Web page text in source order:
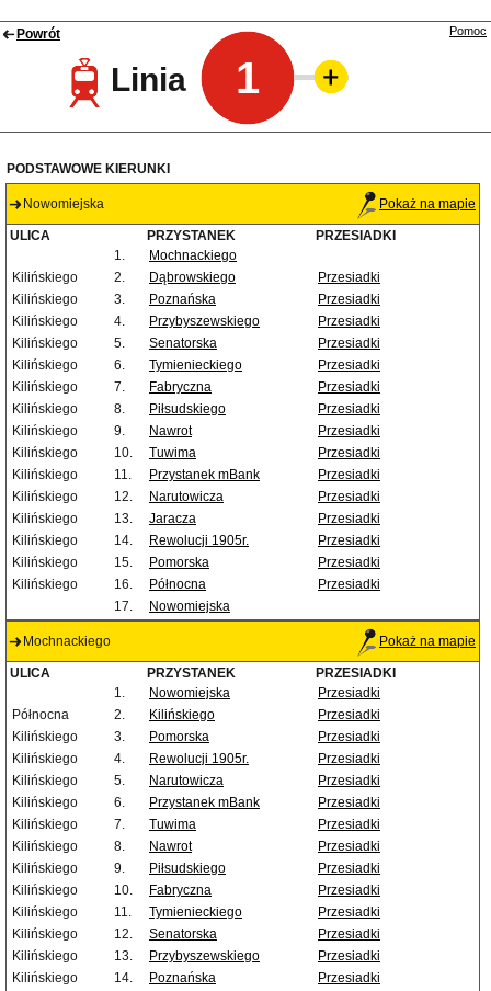
Powrót
Linia 1
Pomoc
PODSTAWOWE KIERUNKI
Nowomiejska Pokaż na mapie
ULICA PRZYSTANEK
PRZESIADKI
1.
Mochnackiego
Kilińskiego
2. Dąbrowskiego
Przesiadki
Kilińskiego
3. Poznańska
Przesiadki
Kilińskiego
4. Przybyszewskiego
Przesiadki
Kilińskiego
5. Senatorska
Przesiadki
Kilińskiego
6. Tymienieckiego
Przesiadki
Kilińskiego
7. Fabryczna
Przesiadki
Kilińskiego
8. Piłsudskiego
Przesiadki
Kilińskiego
9. Nawrot
Przesiadki
Kilińskiego
10. Tuwima
Przesiadki
Kilińskiego
11. Przystanek mBank
Przesiadki
Kilińskiego
12. Narutowicza
Przesiadki
Kilińskiego
13. Jaracza
Przesiadki
Kilińskiego
14. Rewolucji 1905r.
Przesiadki
Kilińskiego
15. Pomorska
Przesiadki
Kilińskiego
16. Północna
Przesiadki
17.
Nowomiejska
Mochnackiego Pokaż na mapie
ULICA PRZYSTANEK
PRZESIADKI
1.
Nowomiejska
Przesiadki
Północna
2. Kilińskiego
Przesiadki
Kilińskiego
3. Pomorska
Przesiadki
Kilińskiego
4. Rewolucji 1905r.
Przesiadki
Kilińskiego
5. Narutowicza
Przesiadki
Kilińskiego
6. Przystanek mBank
Przesiadki
Kilińskiego
7. Tuwima
Przesiadki
Kilińskiego
8. Nawrot
Przesiadki
Kilińskiego
9. Piłsudskiego
Przesiadki
Kilińskiego
10. Fabryczna
Przesiadki
Kilińskiego
11. Tymienieckiego
Przesiadki
Kilińskiego
12. Senatorska
Przesiadki
Kilińskiego
13. Przybyszewskiego
Przesiadki
Kilińskiego
14. Poznańska Przesiadki